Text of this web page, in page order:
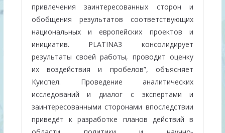
привлечения заинтересованных сторон и
обобщения результатов соответствующих
национальных и европейских проектов и
инициатив. PLATINA3 консолидирует
результаты своей работы, проводит оценку
их воздействия и пробелов”, объясняет
Куиспел. Проведение аналитических
исследований и диалог с экспертами и
заинтересованными сторонами впоследствии
приведёт к разработке планов действий в